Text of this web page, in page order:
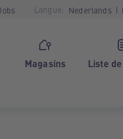
Jobs Langue: Nederlands
Magasins Liste